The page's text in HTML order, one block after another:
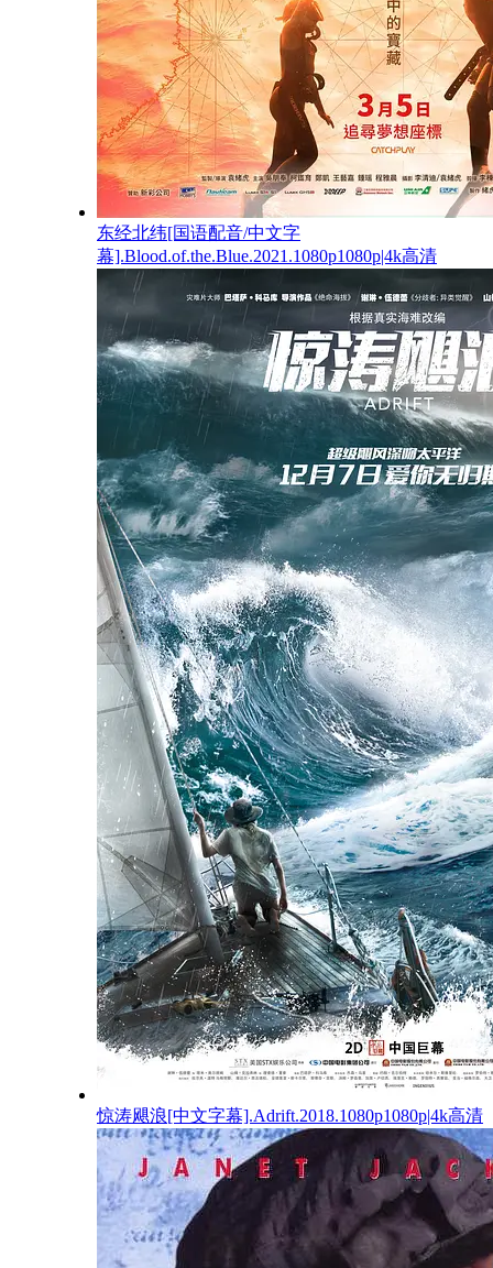
东经北纬[国语配音/中文字
幕].Blood.of.the.Blue.2021.1080p1080p|4k高清
惊涛飓浪[中文字幕].Adrift.2018.1080p1080p|4k高清